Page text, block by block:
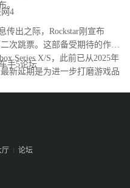
。
出之际，Rockstar刚宣布
次跳票。这部备受期待的作品
Series X/S，此前已从2025年
新延期是为进一步打磨游戏品
手5论坛
厅 论坛